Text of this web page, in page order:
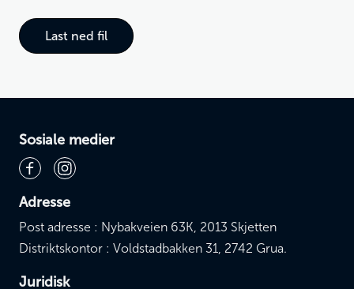
Last ned fil
Sosiale medier
Adresse
Post adresse : Nybakveien 63K, 2013 Skjetten
Distriktskontor : Voldstadbakken 31, 2742 Grua.
Juridisk